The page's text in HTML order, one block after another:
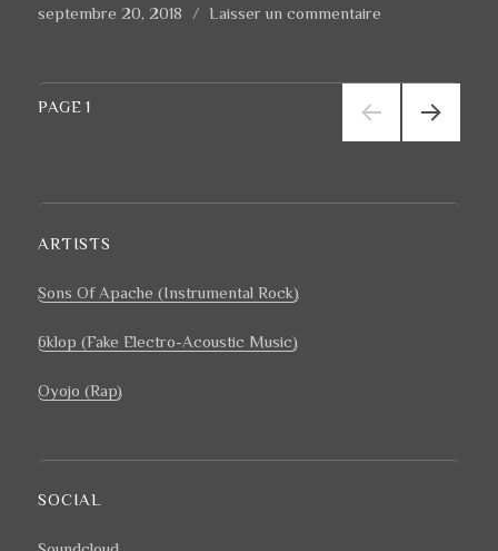
Publié
septembre 20, 2018 Laisser un commentaire
Concerts
des
PAGE1
ARTISTS
Sons Of Apache (Instrumental Rock)
6klop (Fake Electro-Acoustic Music)
Oyojo (Rap)
SOCIAL